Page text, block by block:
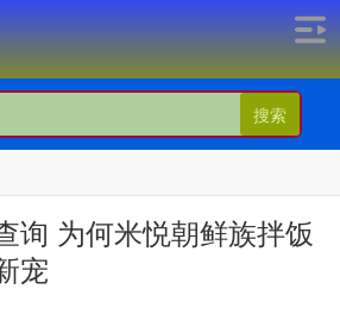
搜索
询 为何米悦朝鲜族拌饭
宠